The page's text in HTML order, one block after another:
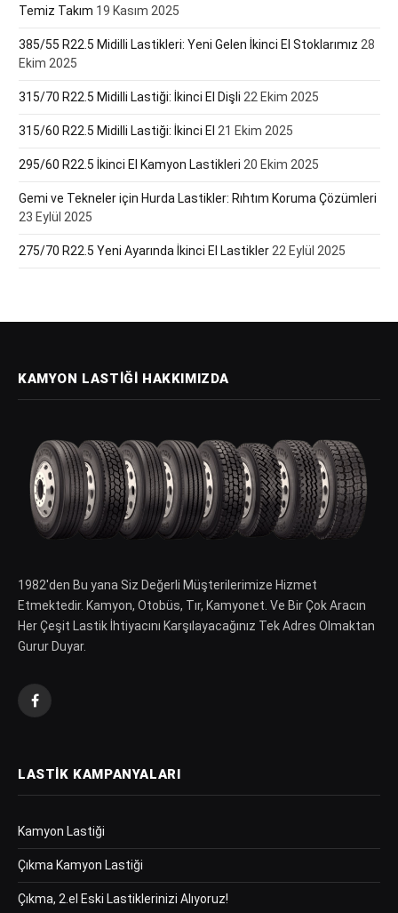
Temiz Takım 19 Kasım 2025
385/55 R22.5 Midilli Lastikleri: Yeni Gelen İkinci El Stoklarımız 28
Ekim 2025
315/70 R22.5 Midilli Lastiği: İkinci El Dişli 22 Ekim 2025
315/60 R22.5 Midilli Lastiği: İkinci El 21 Ekim 2025
295/60 R22.5 İkinci El Kamyon Lastikleri 20 Ekim 2025
Gemi ve Tekneler için Hurda Lastikler: Rıhtım Koruma Çözümleri
23 Eylül 2025
275/70 R22.5 Yeni Ayarında İkinci El Lastikler 22 Eylül 2025
KAMYON LASTIĞI HAKKIMIZDA
1982′den Bu yana Siz Değerli Müşterilerimize Hizmet
Etmektedir. Kamyon, Otobüs, Tır, Kamyonet. Ve Bir Çok Aracın
Her Çeşit Lastik İhtiyacını Karşılayacağınız Tek Adres Olmaktan
Gurur Duyar.
Facebook
LASTIK KAMPANYALARI
Kamyon Lastiği
Çıkma Kamyon Lastiği
Çıkma, 2.el Eski Lastiklerinizi Alıyoruz!